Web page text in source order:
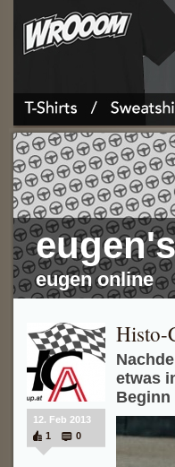
eugen online
12. Feb 2013
1
0
Histo-
etwas
Beginn